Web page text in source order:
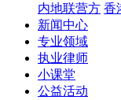
内地联营方 香
新闻中心
专业领域
执业律师
小课堂
公益活动